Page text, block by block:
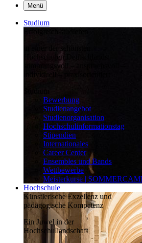
Menü
Studium
in einer der schönsten
Hochschulen Deutschlands:
stimmungsvoll – anspruchsvoll –
individuell – praxisorientiert
Bewerbung
Studienangebot
Studienorganisation
Hochschulinformationstag
Stipendien
Internationales
Career Center
Ensembles und Bands
Wettbewerbe
Meisterkurse |
Hochschule
Künstlerische Exzellenz und
pädagogische Kompetenz
Ein Juwel in der
Hochschullandschaft